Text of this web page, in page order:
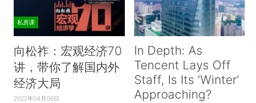
私房课
向松祚：宏观经济70
讲，带你了解国内外
经济大局
2022年04月06日
In Depth: As
Tencent Lays Off
Staff, Is Its ‘Winter’
Approaching?